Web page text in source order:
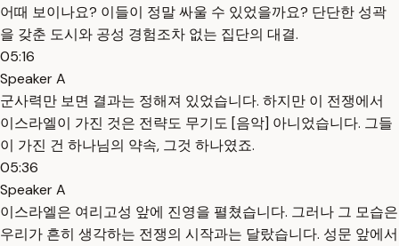
어때 보이나요? 이들이 정말 싸울 수 있었을까요? 단단한 성곽
을 갖춘 도시와 공성 경험조차 없는 집단의 대결.
05:16
Speaker A
군사력만 보면 결과는 정해져 있었습니다. 하지만 이 전쟁에서
이스라엘이 가진 것은 전략도 무기도 [음악] 아니었습니다. 그들
이 가진 건 하나님의 약속, 그것 하나였죠.
05:36
Speaker A
이스라엘은 여리고성 앞에 진영을 펼쳤습니다. 그러나 그 모습은
우리가 흔히 생각하는 전쟁의 시작과는 달랐습니다. 성문 앞에서